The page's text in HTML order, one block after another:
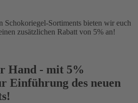
Schokoriegel-Sortiments bieten wir euch
zusätzlichen Rabatt von 5% an!
Hand - mit 5%
Einführung des neuen